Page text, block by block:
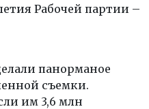
Рабочей партии –
панорманое
съемки.
им 3,6 млн